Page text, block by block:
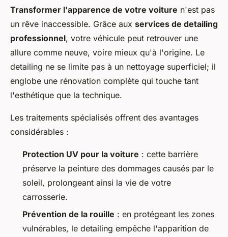
Transformer l'apparence de votre voiture n'est pas
un rêve inaccessible. Grâce aux services de detailing
professionnel, votre véhicule peut retrouver une
allure comme neuve, voire mieux qu'à l'origine. Le
detailing ne se limite pas à un nettoyage superficiel; il
englobe une rénovation complète qui touche tant
l'esthétique que la technique.
Les traitements spécialisés offrent des avantages
considérables :
Protection UV pour la voiture : cette barrière
préserve la peinture des dommages causés par le
soleil, prolongeant ainsi la vie de votre
carrosserie.
Prévention de la rouille : en protégeant les zones
vulnérables, le detailing empêche l'apparition de